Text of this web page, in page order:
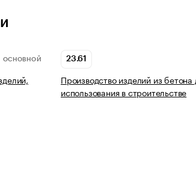
ОСНОВНОЙ 23.61
Производство изделий из бетона
использования в строительстве